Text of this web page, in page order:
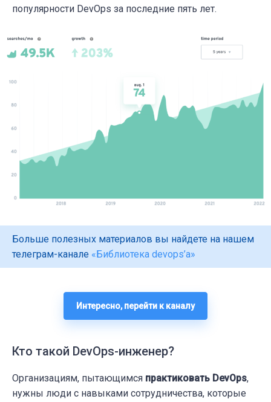
популярности DevOps за последние пять лет.
Больше полезных материалов вы найдете на нашем
телеграм-канале «Библиотека devops’а»
Интересно, перейти к каналу
Кто такой DevOps-инженер?
Организациям, пытающимся практиковать DevOps,
нужны люди с навыками сотрудничества, которые